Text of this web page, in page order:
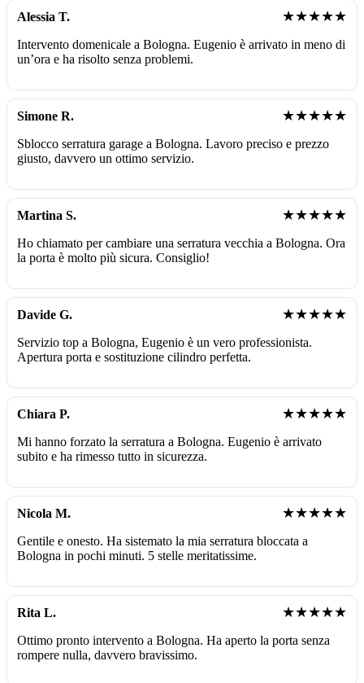
Alessia T. ★★★★★
Intervento domenicale a Bologna. Eugenio è arrivato in meno di
un’ora e ha risolto senza problemi.
Simone R. ★★★★★
Sblocco serratura garage a Bologna. Lavoro preciso e prezzo
giusto, davvero un ottimo servizio.
Martina S. ★★★★★
Ho chiamato per cambiare una serratura vecchia a Bologna. Ora
la porta è molto più sicura. Consiglio!
Davide G. ★★★★★
Servizio top a Bologna, Eugenio è un vero professionista.
Apertura porta e sostituzione cilindro perfetta.
Chiara P. ★★★★★
Mi hanno forzato la serratura a Bologna. Eugenio è arrivato
subito e ha rimesso tutto in sicurezza.
Nicola M. ★★★★★
Gentile e onesto. Ha sistemato la mia serratura bloccata a
Bologna in pochi minuti. 5 stelle meritatissime.
Rita L. ★★★★★
Ottimo pronto intervento a Bologna. Ha aperto la porta senza
rompere nulla, davvero bravissimo.